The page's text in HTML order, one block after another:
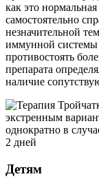
как это
самостоятельно
незначительной
иммунной системы
противостоять
препарата
наличие
Детям